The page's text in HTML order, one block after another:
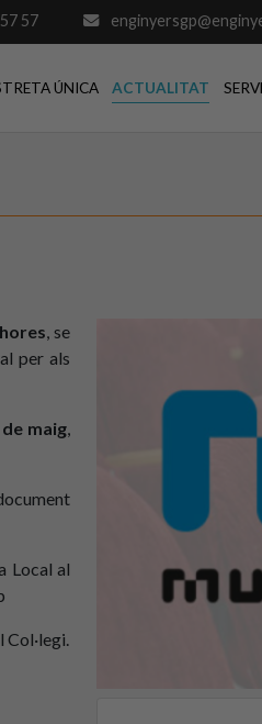
57
ÚNICA ACTUALITAT
, se
per als
maig
Local al